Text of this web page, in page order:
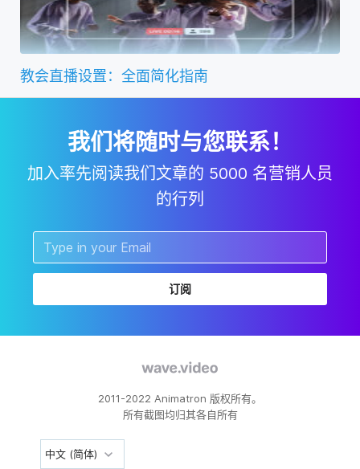
教会直播设置：全面简化指南
我们将随时与您联系！
加入率先阅读我们文章的 5000 名营销人员
的行列
订阅
2011-2022 Animatron 版权所有。
所有截图均归其各自所有
中文 (简体)